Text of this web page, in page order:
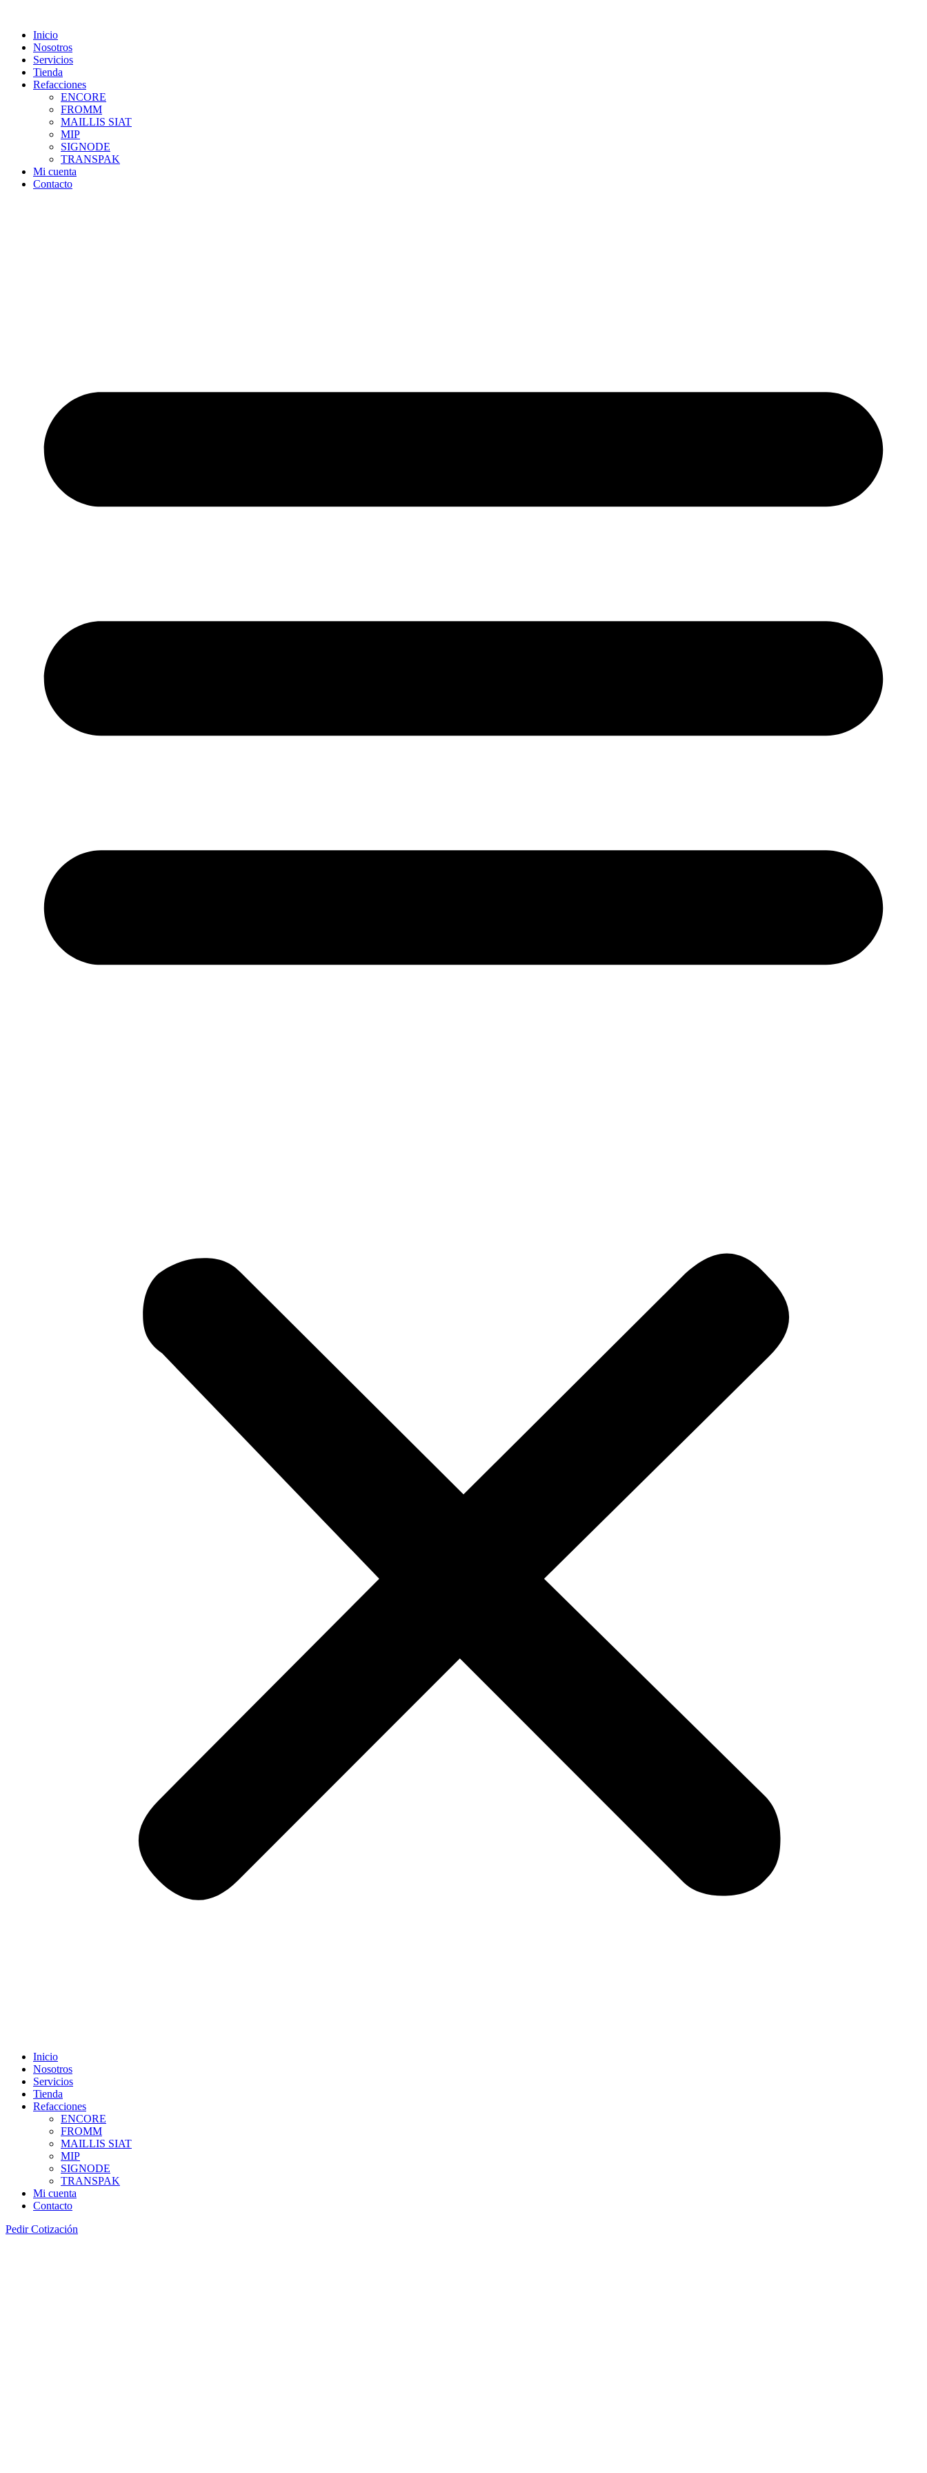
contentInicio
Nosotros
Servicios
Tienda
Refacciones
ENCORE
FROMM
MAILLIS SIAT
MIP
SIGNODE
TRANSPAK
Mi cuenta
Contacto
Inicio
Nosotros
Servicios
Tienda
Refacciones
ENCORE
FROMM
MAILLIS SIAT
MIP
SIGNODE
TRANSPAK
Mi cuenta
Contacto
Pedir Cotización